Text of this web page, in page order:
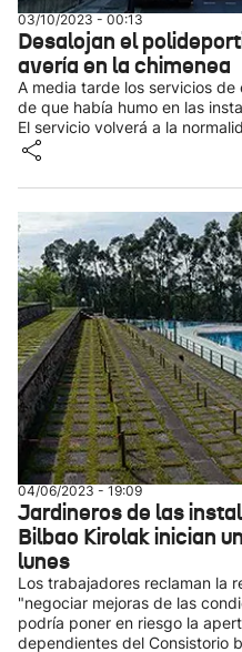
03/10/2023 - 00:13
Desalojan el
avería en la chimenea
A media tarde los servicios
de que había humo en las
El servicio volverá a la
04/06/2023 - 19:09
Jardineros de las
Bilbao Kirolak inician
lunes
Los trabajadores reclaman la
"negociar mejoras de las
podría poner en riesgo la
dependientes del Consistorio